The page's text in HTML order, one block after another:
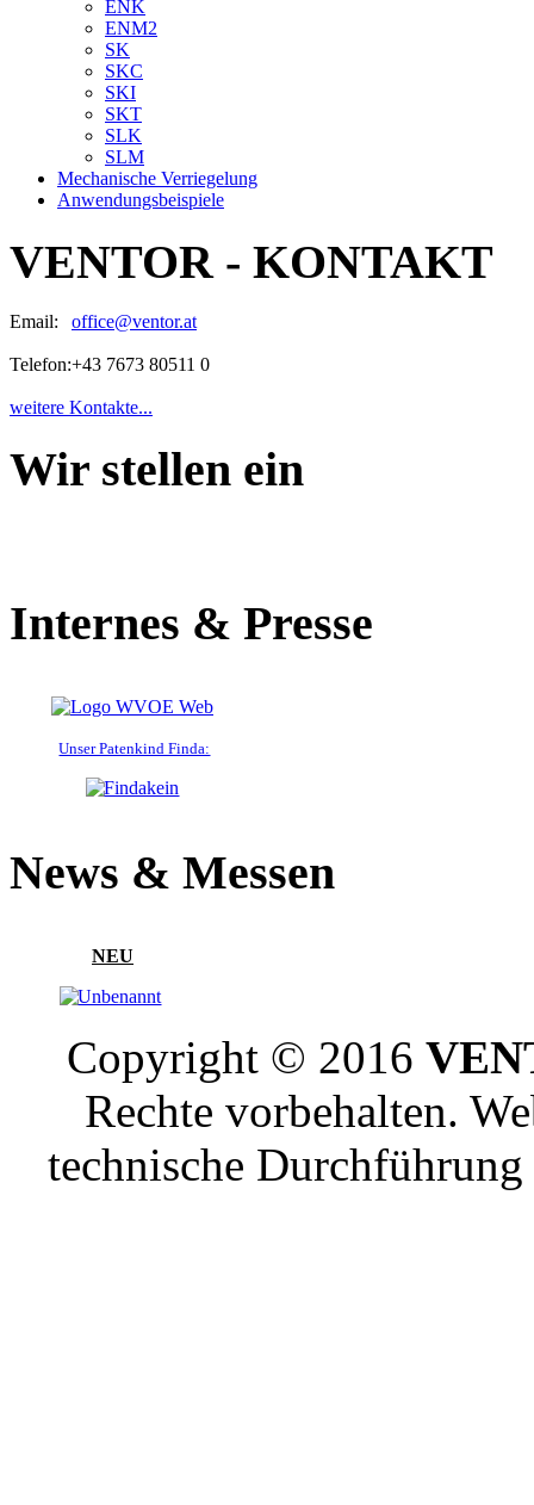
ENK
ENM2
SK
SKC
SKI
SKT
SLK
SLM
Mechanische Verriegelung
Anwendungsbeispiele
VENTOR - KONTAKT
Email: office@ventor.at
Telefon:+43 7673 80511 0
weitere Kontakte...
Wir stellen ein
Internes & Presse
Unser Patenkind Finda:
News & Messen
NEU
Copyright © 2016
Rechte vorbehalten.
technische